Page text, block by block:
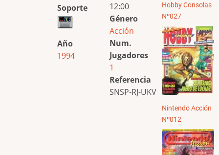
Soporte
Año
1994
12:00
Género
Acción
Num.
Jugadores
1
Referencia
SNSP-RJ-UKV
Hobby Consolas
Nº027
Nintendo Acción
Nº012